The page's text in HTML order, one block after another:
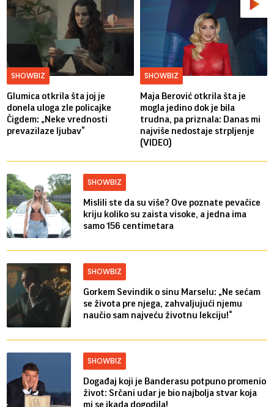
SHOWBIZ
Glumica otkrila šta joj je
donela uloga zle policajke
Čigdem: „Neke vrednosti
prevazilaze ljubav“
SHOWBIZ
Maja Berović otkrila šta je
mogla jedino dok je bila
trudna, pa priznala: Danas mi
najviše nedostaje strpljenje
(VIDEO)
SHOWBIZ
Mislili ste da su više? Ove poznate pevačice
kriju koliko su zaista visoke, a jedna ima
samo 156 centimetara
SHOWBIZ
Gorkem Sevindik o sinu Marselu: „Ne sećam
se života pre njega, zahvaljujući njemu
naučio sam najveću životnu lekciju!“
SHOWBIZ
Događaj koji je Banderasu potpuno promenio
život: Srčani udar je bio najbolja stvar koja
mi se ikada dogodila!